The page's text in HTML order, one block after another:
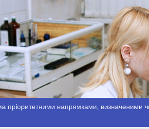
пріоритетними напрямками, визначеними